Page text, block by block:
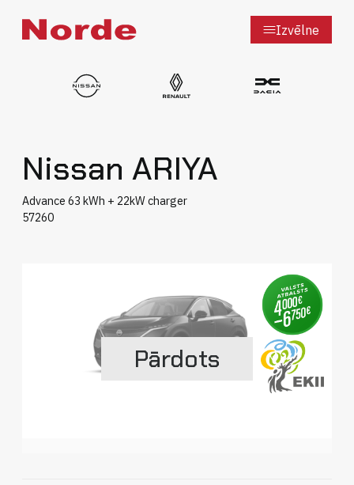
Izvēlne
Mazlietotie auto
Jauni auto
Uzņēmumiem
Kontakti
Privātuma politika
Nissan ARIYA
Advance 63 kWh + 22kW charger
57260
Pārdots